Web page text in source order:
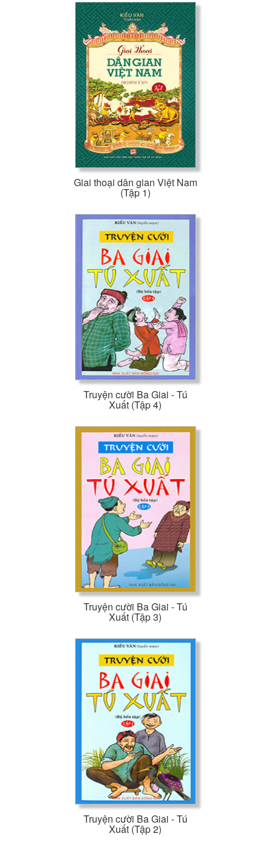
Giai thoại dân gian Việt Nam
(Tập 1)
Truyện cười Ba Giai - Tú
Xuất (Tập 4)
Truyện cười Ba Giai - Tú
Xuất (Tập 3)
Truyện cười Ba Giai - Tú
Xuất (Tập 2)